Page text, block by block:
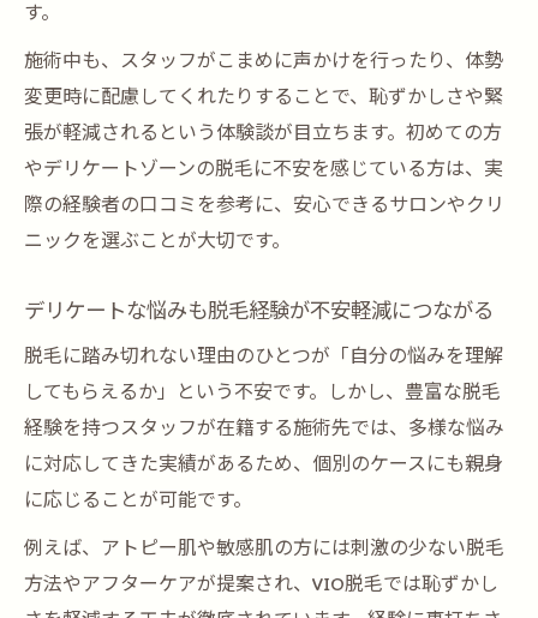
す。
施術中も、スタッフがこまめに声かけを行ったり、体勢
変更時に配慮してくれたりすることで、恥ずかしさや緊
張が軽減されるという体験談が目立ちます。初めての方
やデリケートゾーンの脱毛に不安を感じている方は、実
際の経験者の口コミを参考に、安心できるサロンやクリ
ニックを選ぶことが大切です。
デリケートな悩みも脱毛経験が不安軽減につながる
脱毛に踏み切れない理由のひとつが「自分の悩みを理解
してもらえるか」という不安です。しかし、豊富な脱毛
経験を持つスタッフが在籍する施術先では、多様な悩み
に対応してきた実績があるため、個別のケースにも親身
に応じることが可能です。
例えば、アトピー肌や敏感肌の方には刺激の少ない脱毛
方法やアフターケアが提案され、VIO脱毛では恥ずかし